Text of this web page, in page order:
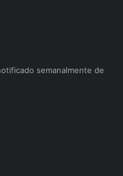
semanalmente de